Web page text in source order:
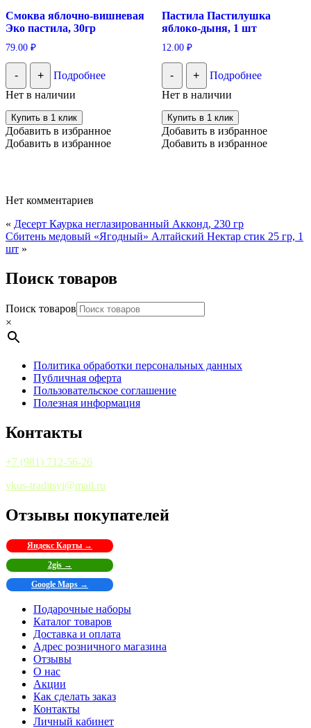
Смоква яблочно-вишневая
Эко пастила, 30гр
79.00 ₽
- +
Подробнее
Нет в наличии
Купить в 1 клик
Добавить в избранное
Добавить в избранное
Пастила Пастилушка
яблоко-дыня, 1 шт
12.00 ₽
- +
Подробнее
Нет в наличии
Купить в 1 клик
Добавить в избранное
Добавить в избранное
Нет комментариев
« Десерт Каурка неглазированный Акконд, 230 гр
Сбитень медовый «Ягодный» Алтайский Нектар стик 25 гр, 1
шт »
Поиск товаров
Поиск товаров
×
Политика обработки персональных данных
Публичная оферта
Пользовательское соглашение
Полезная информация
Контакты
+7 (981) 712-56-26
vkus-traditsyi@mail.ru
Отзывы покупателей
Яндекс Карты →
2gis →
Google Maps →
Подарочные наборы
Каталог товаров
Доставка и оплата
Адрес розничного магазина
Отзывы
О нас
Акции
Как сделать заказ
Контакты
Личный кабинет